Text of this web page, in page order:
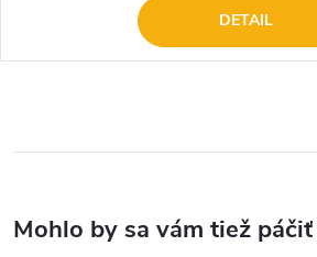
DETAIL